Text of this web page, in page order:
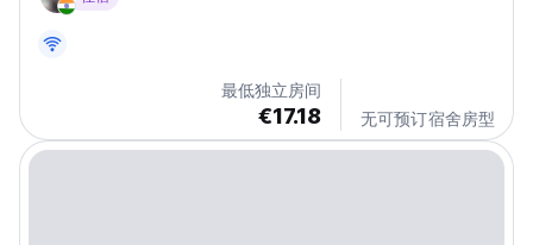
最低独立房间
€17.18 无可预订宿舍房型